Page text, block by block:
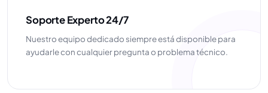
Soporte Experto 24/7
Nuestro equipo dedicado siempre está disponible para
ayudarle con cualquier pregunta o problema técnico.